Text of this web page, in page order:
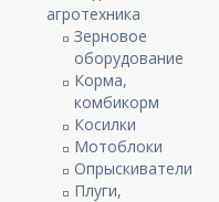
агротехника
Зерновое
оборудование
Корма,
комбикорм
Косилки
Мотоблоки
Опрыскиватели
Плуги,